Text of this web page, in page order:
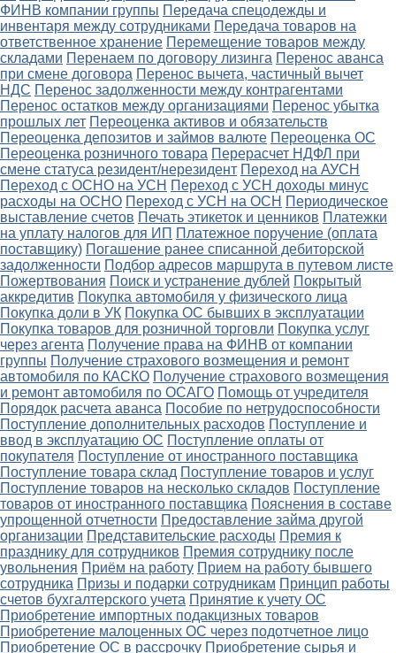
ФИНВ компании группы Передача спецодежды и
инвентаря между сотрудниками Передача товаров на
ответственное хранение Перемещение товаров между
складами Перенаем по договору лизинга Перенос аванса
при смене договора Перенос вычета, частичный вычет
НДС Перенос задолженности между контрагентами
Перенос остатков между организациями Перенос убытка
прошлых лет Переоценка активов и обязательств
Переоценка депозитов и займов валюте Переоценка ОС
Переоценка розничного товара Перерасчет НДФЛ при
смене статуса резидент/нерезидент Переход на АУСН
Переход с ОСНО на УСН Переход с УСН доходы минус
расходы на ОСНО Переход с УСН на ОСН Периодическое
выставление счетов Печать этикеток и ценников Платежки
на уплату налогов для ИП Платежное поручение (оплата
поставщику) Погашение ранее списанной дебиторской
задолженности Подбор адресов маршрута в путевом листе
Пожертвования Поиск и устранение дублей Покрытый
аккредитив Покупка автомобиля у физического лица
Покупка доли в УК Покупка ОС бывших в эксплуатации
Покупка товаров для розничной торговли Покупка услуг
через агента Получение права на ФИНВ от компании
группы Получение страхового возмещения и ремонт
автомобиля по КАСКО Получение страхового возмещения
и ремонт автомобиля по ОСАГО Помощь от учредителя
Порядок расчета аванса Пособие по нетрудоспособности
Поступление дополнительных расходов Поступление и
ввод в эксплуатацию ОС Поступление оплаты от
покупателя Поступление от иностранного поставщика
Поступление товара склад Поступление товаров и услуг
Поступление товаров на несколько складов Поступление
товаров от иностранного поставщика Пояснения в составе
упрощенной отчетности Предоставление займа другой
организации Представительские расходы Премия к
празднику для сотрудников Премия сотруднику после
увольнения Приём на работу Прием на работу бывшего
сотрудника Призы и подарки сотрудникам Принцип работы
счетов бухгалтерского учета Принятие к учету ОС
Приобретение импортных подакцизных товаров
Приобретение малоценных ОС через подотчетное лицо
Приобретение ОС в рассрочку Приобретение сырья и